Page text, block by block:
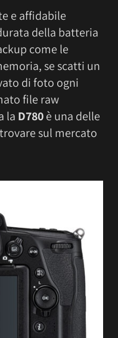
e affidabile
della batteria
come le
se scatti un
di foto ogni
file raw
la D780è una delle
sul mercato